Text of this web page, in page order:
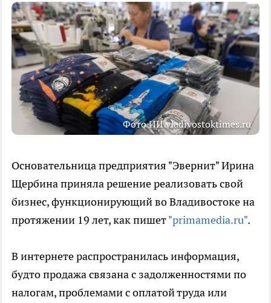
Фото ИИ vladivostoktimes.ru
Основательница предприятия "Эвернит" Ирина
Щербина приняла решение реализовать свой
бизнес, функционирующий во Владивостоке на
протяжении 19 лет, как пишет"primamedia.ru".
В интернете распространилась информация,
будто продажа связана с задолженностями по
налогам, проблемами с оплатой труда или